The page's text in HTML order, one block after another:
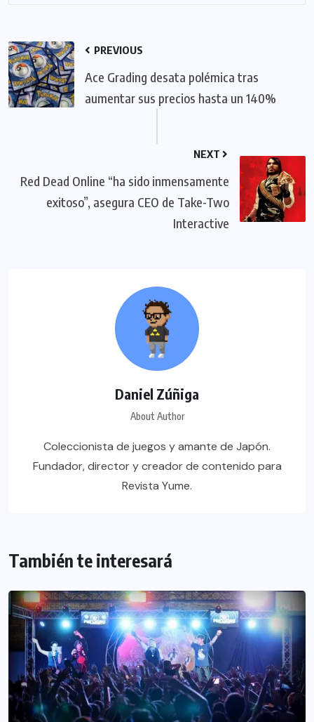
PREVIOUS
Ace Grading desata polémica tras
aumentar sus precios hasta un 140%
NEXT
Red Dead Online “ha sido inmensamente
exitoso”, asegura CEO de Take-Two
Interactive
Daniel Zúñiga
About Author
Coleccionista de juegos y amante de Japón.
Fundador, director y creador de contenido para
Revista Yume.
También te interesará